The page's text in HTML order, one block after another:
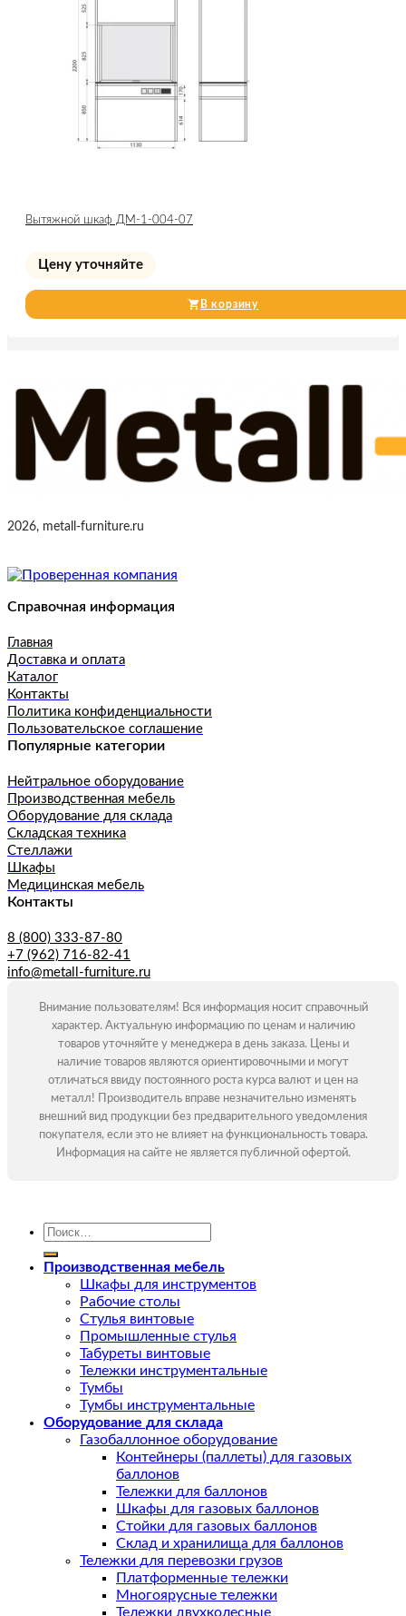
Вытяжной шкаф ДМ-1-004-07
Цену уточняйте
В корзину
2026, metall-furniture.ru
Справочная информация
Главная
Доставка и оплата
Каталог
Контакты
Политика конфиденциальности
Пользовательское соглашение
Популярные категории
Нейтральное оборудование
Производственная мебель
Оборудование для склада
Складская техника
Стеллажи
Шкафы
Медицинская мебель
Контакты
8 (800) 333-87-80
+7 (962) 716-82-41
info@metall-furniture.ru
Внимание пользователям! Вся информация носит справочный
характер. Актуальную информацию по ценам и наличию
товаров уточняйте у менеджера в день заказа. Цены и
наличие товаров являются ориентировочными и могут
отличаться ввиду постоянного роста курса валют и цен на
металл! Производитель вправе незначительно изменять
внешний вид продукции без предварительного уведомления
покупателя, если это не влияет на функциональность товара.
Информация на сайте не является публичной офертой.
Искать:
Производственная мебель
Шкафы для инструментов
Рабочие столы
Стулья винтовые
Промышленные стулья
Табуреты винтовые
Тележки инструментальные
Тумбы
Тумбы инструментальные
Оборудование для склада
Газобаллонное оборудование
Контейнеры (паллеты) для газовых
баллонов
Тележки для баллонов
Шкафы для газовых баллонов
Стойки для газовых баллонов
Склад и хранилища для баллонов
Тележки для перевозки грузов
Платформенные тележки
Многоярусные тележки
Тележки двухколесные